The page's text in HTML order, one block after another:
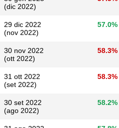
(dic 2022)
29 dic 2022
(nov 2022)
57.0%
30 nov 2022
(ott 2022)
58.3%
31 ott 2022
(set 2022)
58.3%
30 set 2022
(ago 2022)
58.2%